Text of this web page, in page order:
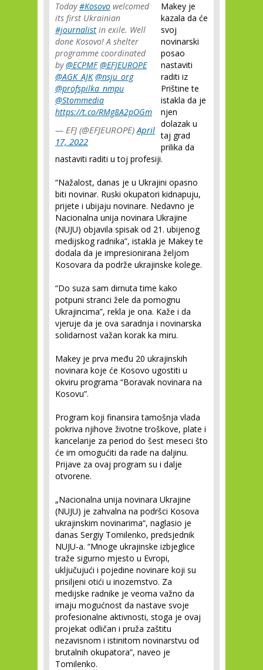
Today#Kosovo welcomed
its first Ukrainian
#journalist in exile. Well
done Kosovo! A shelter
programme coordinated
by@ECPMF @EFJEUROPE
@AGK_AJK @nsju_org
@profspilka_nmpu
@Stommedia
https://t.co/RMg8A2pOGm
— EFJ (@EFJEUROPE)April
17, 2022
Makey je
kazala da će
svoj
novinarski
posao
nastaviti
raditi iz
Prištine te
istakla da je
njen
dolazak u
taj grad
prilika da
nastaviti raditi u toj profesiji.
“Nažalost, danas je u Ukrajini opasno
biti novinar. Ruski okupatori kidnapuju,
prijete i ubijaju novinare. Nedavno je
Nacionalna unija novinara Ukrajine
(NUJU) objavila spisak od 21. ubijenog
medijskog radnika”, istakla je Makey te
dodala da je impresionirana željom
Kosovara da podrže ukrajinske kolege.
“Do suza sam dirnuta time kako
potpuni stranci žele da pomognu
Ukrajincima”, rekla je ona. Kaže i da
vjeruje da je ova saradnja i novinarska
solidarnost važan korak ka miru.
Makey je prva među 20 ukrajinskih
novinara koje će Kosovo ugostiti u
okviru programa “Boravak novinara na
Kosovu”.
Program koji finansira tamošnja vlada
pokriva njihove životne troškove, plate i
kancelarije za period do šest meseci što
će im omogućiti da rade na daljinu.
Prijave za ovaj program su i dalje
otvorene.
„Nacionalna unija novinara Ukrajine
(NUJU) je zahvalna na podršci Kosova
ukrajinskim novinarima“, naglasio je
danas Sergiy Tomilenko, predsjednik
NUJU-a. “Mnoge ukrajinske izbjeglice
traže sigurno mjesto u Evropi,
uključujući i pojedine novinare koji su
prisiljeni otići u inozemstvo. Za
medijske radnike je veoma važno da
imaju mogućnost da nastave svoje
profesionalne aktivnosti, stoga je ovaj
projekat odličan i pruža zaštitu
nezavisnom i istinitom novinarstvu od
brutalnih okupatora”, naveo je
Tomilenko.